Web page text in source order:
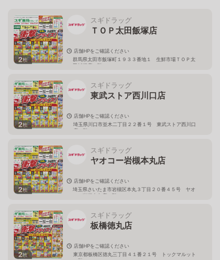
2枚
スギドラッグ
ＴＯＰ太田飯塚店
店舗HPをご確認ください
群馬県太田市飯塚町１９３３番地１ 生鮮市場ＴＯＰ太
田飯塚店１階
2枚
スギドラッグ
東武ストア西川口店
店舗HPをご確認ください
埼玉県川口市並木二丁目２２番１号 東武ストア西川口
店２階
2枚
スギドラッグ
ヤオコー岩槻本丸店
店舗HPをご確認ください
埼玉県さいたま市岩槻区本丸３丁目２０番４５号 ヤオ
コー岩槻本丸店２階
2枚
スギドラッグ
板橋徳丸店
店舗HPをご確認ください
東京都板橋区徳丸三丁目４１番２１号 トックマルット